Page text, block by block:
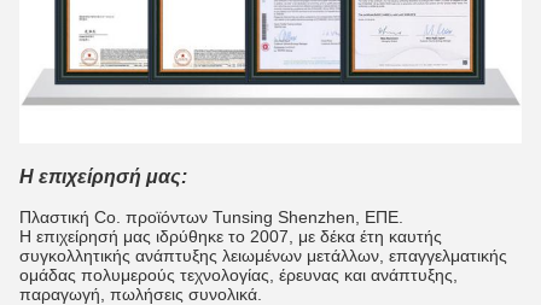
Η επιχείρησή μας:
Πλαστική Co. προϊόντων Tunsing Shenzhen, ΕΠΕ.
Η επιχείρησή μας ιδρύθηκε το 2007, με δέκα έτη καυτής
συγκολλητικής ανάπτυξης λειωμένων μετάλλων, επαγγελματικής
ομάδας πολυμερούς τεχνολογίας, έρευνας και ανάπτυξης,
παραγωγή, πωλήσεις συνολικά.